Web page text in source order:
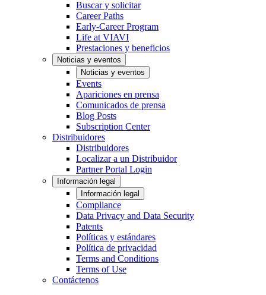
Buscar y solicitar
Career Paths
Early-Career Program
Life at VIAVI
Prestaciones y beneficios
Noticias y eventos
Noticias y eventos
Events
Apariciones en prensa
Comunicados de prensa
Blog Posts
Subscription Center
Distribuidores
Distribuidores
Localizar a un Distribuidor
Partner Portal Login
Información legal
Información legal
Compliance
Data Privacy and Data Security
Patents
Políticas y estándares
Política de privacidad
Terms and Conditions
Terms of Use
Contáctenos